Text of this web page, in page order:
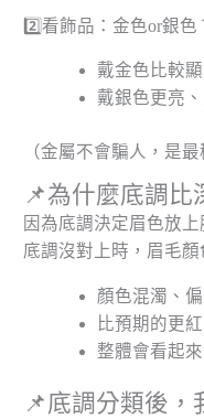
2️⃣看飾品：金色or銀色
戴金色比較
戴銀色更亮
（金屬不會騙人，是
📌為什麼底調比
因為底調決定眉色放
底調沒對上時，眉毛顏
顏色混濁、
比預期的更
整體會看起
📌底調分類後，